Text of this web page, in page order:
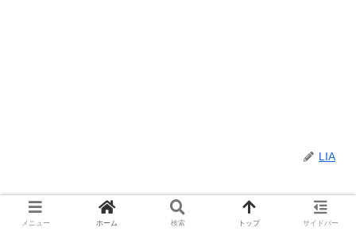
LIA
関連記事
メニュー ホーム 検索 トップ サイドバー